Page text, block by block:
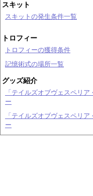
スキット
スキットの発生条件一覧
トロフィー
トロフィーの獲得条件
記憶術式の場所一覧
グッズ紹介
「テイルズオブヴェスペリ
ー
「テイルズオブヴェスペリ
ー